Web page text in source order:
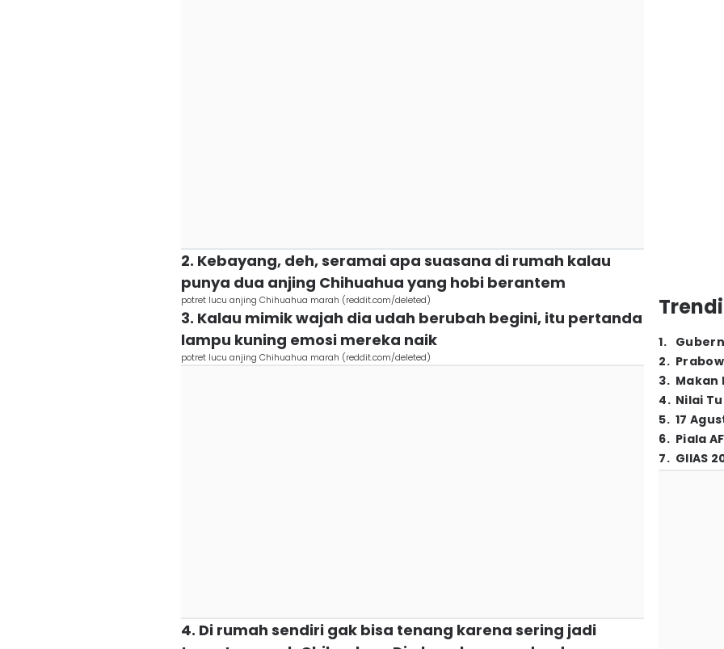
2. Kebayang, deh, seramai apa suasana di rumah kalau
punya dua anjing Chihuahua yang hobi berantem
potret lucu anjing Chihuahua marah (reddit.com/deleted)
3. Kalau mimik wajah dia udah berubah begini, itu pertanda
lampu kuning emosi mereka naik
potret lucu anjing Chihuahua marah (reddit.com/deleted)
4. Di rumah sendiri gak bisa tenang karena sering jadi
1.
2.
3. Makan
4. Nilai
5. 17
6. Piala
7. GIIAS